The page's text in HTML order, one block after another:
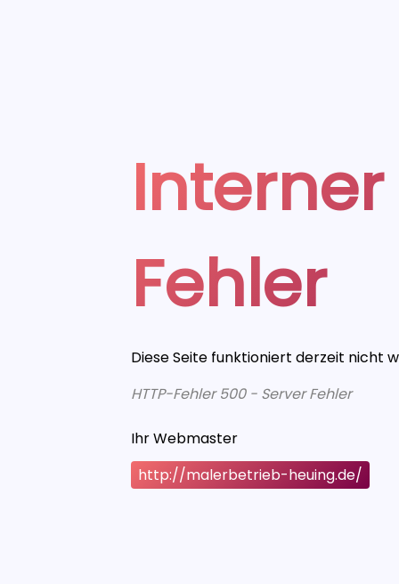
Fehler
Diese Seite funktioniert derzeit nicht
HTTP-Fehler 500 - Server Fehler
Ihr Webmaster
http://malerbetrieb-heuing.de/